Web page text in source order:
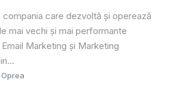
compania care dezvoltă și operează
mai vechi și mai performante
Marketing și Marketing